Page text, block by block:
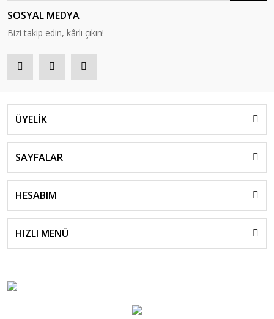
SOSYAL MEDYA
Bizi takip edin, kârlı çıkın!
ÜYELİK
SAYFALAR
HESABIM
HIZLI MENÜ